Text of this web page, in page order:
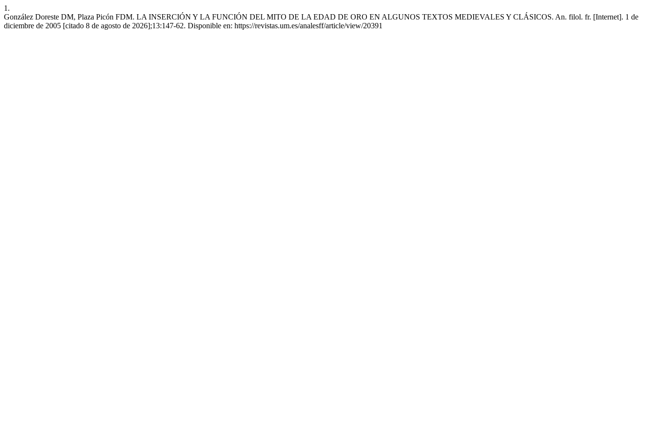
1.
González Doreste DM, Plaza Picón FDM. LA INSERCIÓN Y LA FUNCIÓN DEL MITO DE LA EDAD DE ORO EN ALGUNOS TEXTOS MEDIEVALES Y CLÁSICOS. An. filol. fr. [Internet]. 1 de
diciembre de 2005 [citado 8 de agosto de 2026];13:147-62. Disponible en: https://revistas.um.es/analesff/article/view/20391